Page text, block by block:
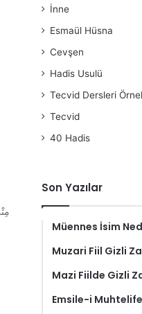
İnne
Esmaül Hüsna
Cevşen
Hadis Usulü
Tecvid Dersleri
Tecvid
40 Hadis
Son Yazılar
Müennes İsim
Muzari Fiil Gizli
Mazi Fiilde Gizli
Emsile-i